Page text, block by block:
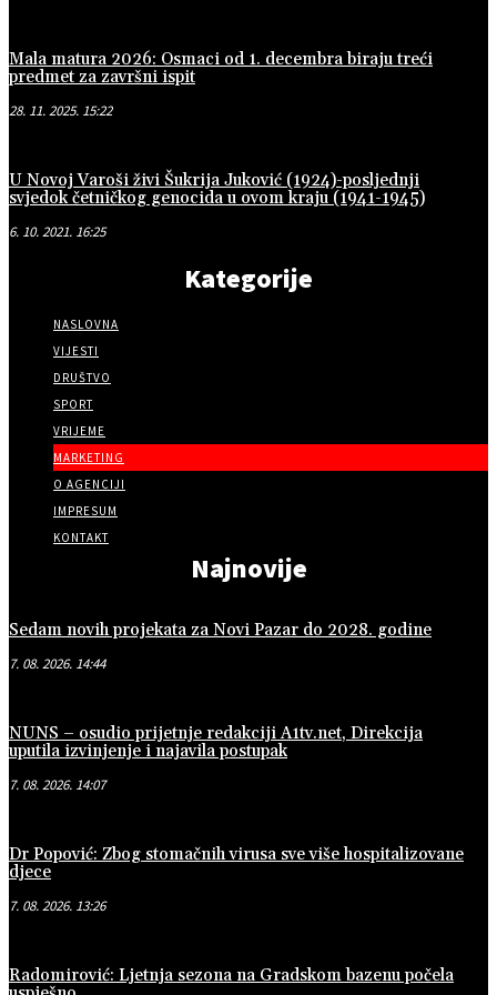
Mala matura 2026: Osmaci od 1. decembra biraju treći
predmet za završni ispit
28. 11. 2025. 15:22
U Novoj Varoši živi Šukrija Juković (1924)-posljednji
svjedok četničkog genocida u ovom kraju (1941-1945)
6. 10. 2021. 16:25
Kategorije
NASLOVNA
VIJESTI
DRUŠTVO
SPORT
VRIJEME
MARKETING
O AGENCIJI
IMPRESUM
KONTAKT
Najnovije
Sedam novih projekata za Novi Pazar do 2028. godine
7. 08. 2026. 14:44
NUNS – osudio prijetnje redakciji A1tv.net, Direkcija
uputila izvinjenje i najavila postupak
7. 08. 2026. 14:07
Dr Popović: Zbog stomačnih virusa sve više hospitalizovane
djece
7. 08. 2026. 13:26
Radomirović: Ljetnja sezona na Gradskom bazenu počela